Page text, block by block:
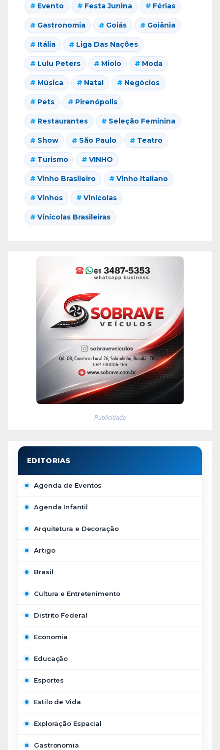
Evento Festa Junina Férias
Gastronomia Goiás Goiânia
Itália Liga Das Nações
Lulu Peters Miolo Moda
Música Natal Negócios
Pets Pirenópolis
Restaurantes Seleção Feminina
Show São Paulo Teatro
Turismo VINHO
Vinho Brasileiro Vinho Italiano
Vinhos Vinícolas
Vinícolas Brasileiras
Publicidade
Agenda de Eventos
Agenda Infantil
Arquitetura e Decoração
Artigo
Brasil
Cultura e Entretenimento
Distrito Federal
Economia
Educação
Esportes
Estilo de Vida
Exploração Espacial
Gastronomia